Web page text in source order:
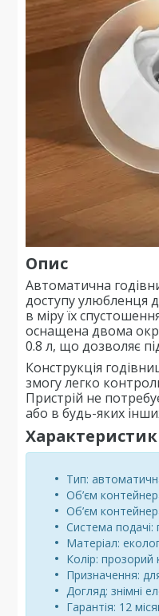
Опис
Автоматична
доступу улюбленця
в міру їх
оснащена двома
0.8 л, що дозволяє
Конструкція
змогу легко
Пристрій не
або в будь-яких
Тип:
Об’єм
Об’єм
Система подачі:
Матеріал:
Колір: прозорий
Призначення:
Догляд: знімні
Гарантія: 12